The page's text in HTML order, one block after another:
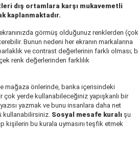
dış ortamlara karşı mukavemetli
kaplanmaktadır.
ekranınızda görmüş olduğunuz renklerden (çok
Bunun nedeni her ekranın markalarına
ve contrast değerlerinin farklı olması;
renk değerlerinden farklılık
mağaza önlerinde, banka içerisindeki
çok yerde kullanabileceğiniz yapışkanlı bir
yazmak ve bunu insanlara daha net
kullanabilirsiniz. Sosyal mesafe kuralı şu
kişilerin bu kurala uymasını teşfik etmek